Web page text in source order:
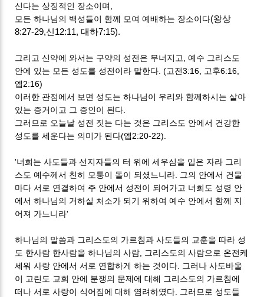
신다는 상징적인 장소이며,
모든 하나님의 백성들이 함께 모여 예배하는 장소이다(왕상
8:27-29,신12:11, 대하7:15).
그리고 신약에 와서는 구약의 성전은 무너지고, 예수 그리스도
안에 있는 모든 성도를 성전이라 말한다. (고전3:16, 고후6:16,
엡2:16)
이러한 관점에서 보면 성도는 하나님이 우리와 함께하시는 살아
있는 증거이고 그 증인이 된다.
그러므로 오늘날 성전 짓는 다는 것은 그리스도 안에서 건강한
성도를 세운다는 의미가 된다(엡2:20-22).
'너희는 사도들과 선지자들의 터 위에 세우심을 입은 자라 그리
스도 예수께서 친히 모퉁이 돌이 되셨느니라. 그의 안에서 건물
마다 서로 연결하여 주 안에서 성전이 되어가고 너희도 성령 안
에서 하나님의 거하실 처소가 되기 위하여 예수 안에서 함께 지
어져 가느니라'
하나님의 말씀과 그리스도의 가르침과 사도들의 교훈을 따라 성
도 한사람 한사람을 하나님의 사람, 그리스도의 사람으로 온전케
세워 사랑 안에서 서로 연합하게 하는 것이다. 그러나 사도바울
이 고린도 교회 안에 분쟁의 문제에 대해 그리스도의 가르침에
떠나 서로 사랑이 식어짐에 대해 염려하였다. 그러므로 성도들